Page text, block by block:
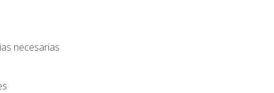
necesarias